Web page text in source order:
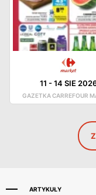
11 -14 SIE
GAZETKA CARREFOUR
ARTYKUŁY